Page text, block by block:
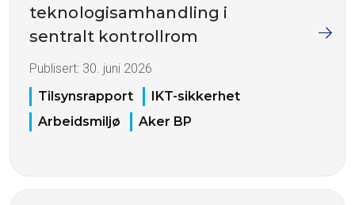
teknologisamhandling i
sentralt kontrollrom
Publisert: 30. juni 2026
Tilsynsrapport
IKT-sikkerhet
Arbeidsmiljø
Aker BP